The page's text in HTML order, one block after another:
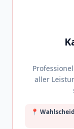
aller
📍 Wahlscheid